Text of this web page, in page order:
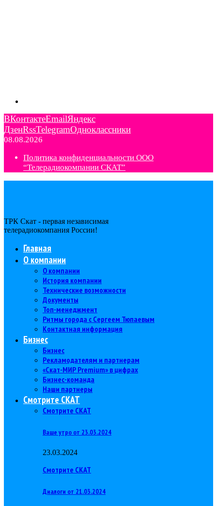
ВКонтактеEmailЯндекс
ДзенRssTelegramОдноклассники
08.08.2026
Политика конфиденциальности ООО
“Телерадиокомпании СКАТ”
ТРК Скат - первая независимая
телерадиокомпания Роcсии!
Главная
О компании
О компании
История компании
Технические возможности
Документы
Топ-менеджмент
Ритмы города с Сергеем Тюпаевым
Контактная информация
Бизнес
Бизнес
Рекламодателям и партнерам
«Скат-МИР Premium» в цифрах
Бизнес-команда
Наши партнеры
Смотрите СКАТ
Смотрите СКАТ
Ваше утро от 23.03.2024
23.03.2024
Смотрите СКАТ
Диалоги от 21.03.2024